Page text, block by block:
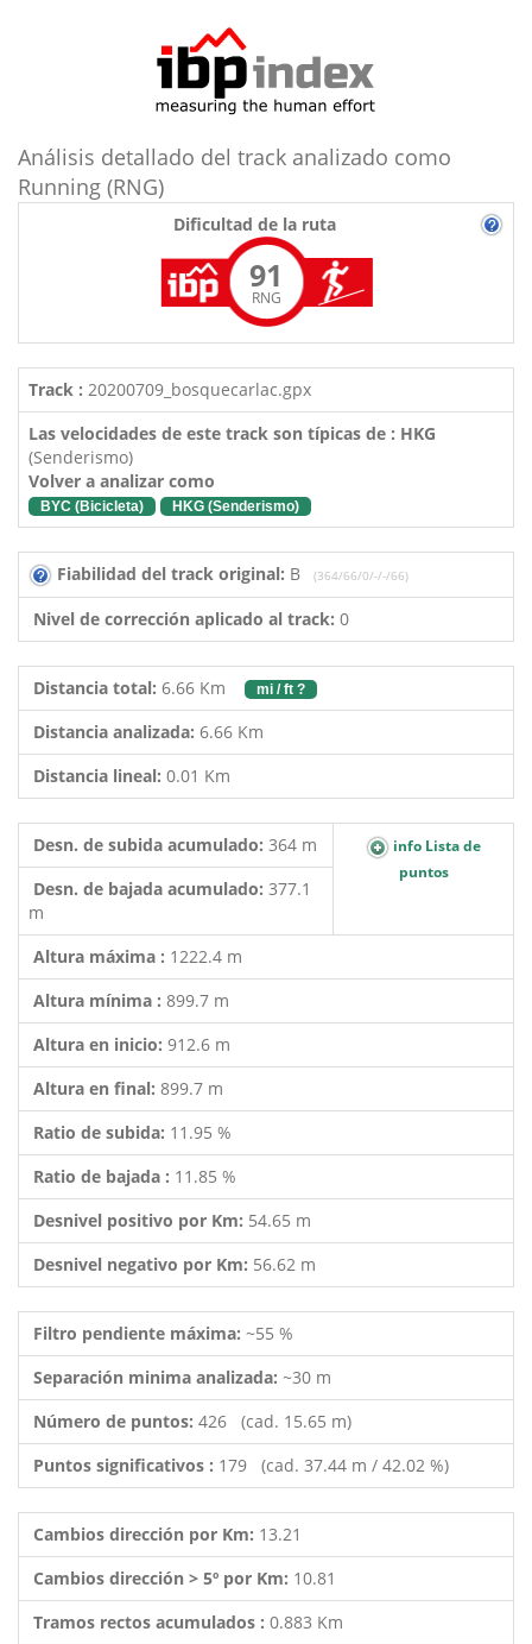
Análisis detallado del track analizado como
Running (RNG)
Dificultad de la ruta
91
RNG
Track : 20200709_bosquecarlac.gpx
Las velocidades de este track son típicas de : HKG
(Senderismo)
Volver a analizar como
BYC (Bicicleta) HKG (Senderismo)
Fiabilidad del track original: B (364/66/0/-/-/66)
Nivel de corrección aplicado al track: 0
Distancia total: 6.66 Km mi / ft ?
Distancia analizada: 6.66 Km
Distancia lineal: 0.01 Km
Desn. de subida acumulado: 364 m
info Lista de
puntos
Desn. de bajada acumulado: 377.1
m
Altura máxima : 1222.4 m
Altura mínima : 899.7 m
Altura en inicio: 912.6 m
Altura en final: 899.7 m
Ratio de subida: 11.95 %
Ratio de bajada : 11.85 %
Desnivel positivo por Km: 54.65 m
Desnivel negativo por Km: 56.62 m
Filtro pendiente máxima: ~55 %
Separación minima analizada: ~30 m
Número de puntos: 426 (cad. 15.65 m)
Puntos significativos : 179 (cad. 37.44 m / 42.02 %)
Cambios dirección por Km: 13.21
Cambios dirección > 5º por Km: 10.81
Tramos rectos acumulados : 0.883 Km